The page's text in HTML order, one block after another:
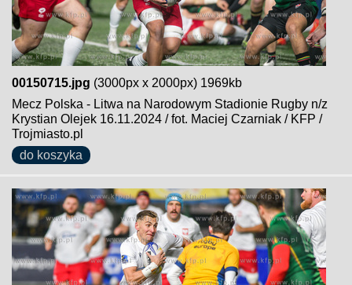
00150715.jpg (3000px x 2000px) 1969kb
Mecz Polska - Litwa na Narodowym Stadionie Rugby n/z
Krystian Olejek 16.11.2024 / fot. Maciej Czarniak / KFP /
Trojmiasto.pl
do koszyka